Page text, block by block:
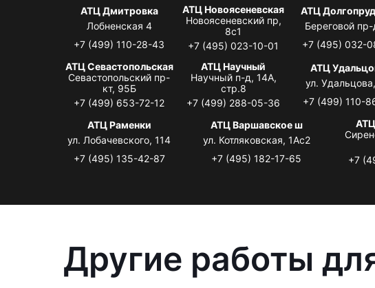
АТЦ Дмитровка
Лобненская 4
+7 (499) 110-28-43
АТЦ Новоясеневская
Новоясеневский пр,
8с1
+7 (495) 023-10-01
АТЦ
Береговой
+7 (495) 032-
АТЦ Севастопольская
Севастопольский пр-
кт, 95Б
+7 (499) 653-72-12
АТЦ Научный
Научный п-д, 14А,
стр.8
+7 (499) 288-05-36
АТЦ
ул.
+7 (499) 110-
АТЦ Раменки
ул. Лобачевского, 114
+7 (495) 135-42-87
АТЦ Варшавское ш
ул. Котляковская, 1Ас2
+7 (495) 182-17-65
+7
Другие работы